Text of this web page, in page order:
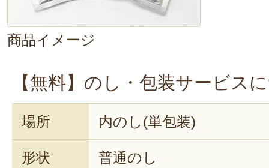
商品イメージ
【無料】のし・包装サービス
場所 内のし(単包装)
形状 普通のし